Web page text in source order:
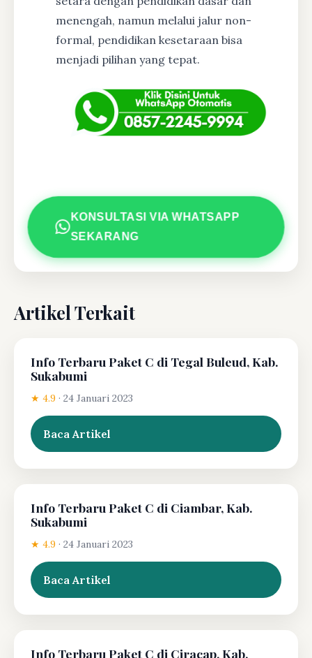
menengah, namun melalui jalur non-
formal, pendidikan kesetaraan bisa
menjadi pilihan yang tepat.
KONSULTASI VIA WHATSAPP
SEKARANG
Artikel Terkait
Info Terbaru Paket C di Tegal Buleud, Kab.
Sukabumi
★ 4.9 · 24 Januari 2023
Baca Artikel
Info Terbaru Paket C di Ciambar, Kab.
Sukabumi
★ 4.9 · 24 Januari 2023
Baca Artikel
Info Terbaru Paket C di Ciracap, Kab.